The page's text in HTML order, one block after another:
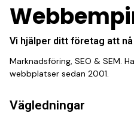
Vi hjälper ditt företag att
Marknadsföring, SEO & SEM.
webbplatser sedan 2001.
Vägledningar